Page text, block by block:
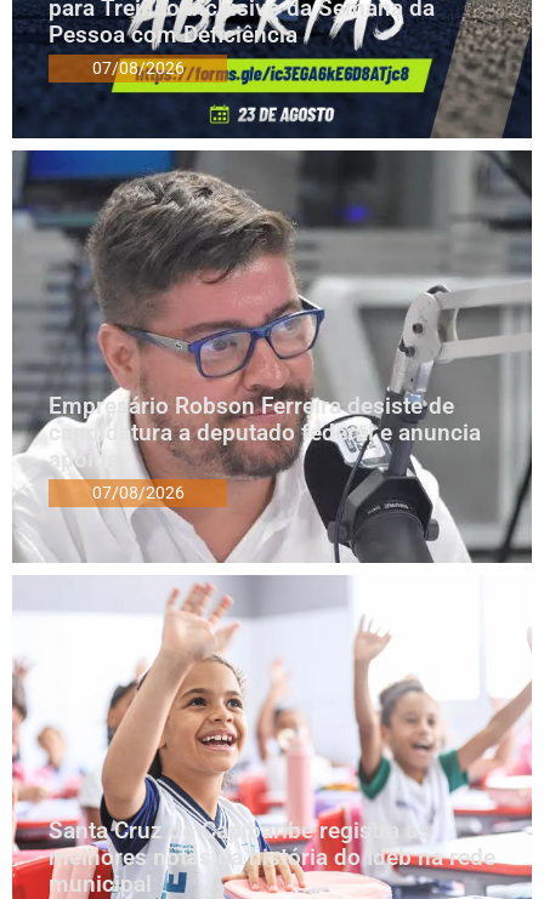
para Treinão Inclusivo da Semana da
Pessoa com Deficiência
07/08/2026
Empresário Robson Ferreira desiste de
candidatura a deputado federal e anuncia
apoios
07/08/2026
Santa Cruz do Capibaribe registra as
melhores notas da história do Ideb na rede
municipal